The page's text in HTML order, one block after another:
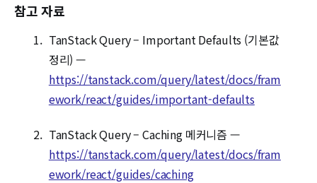
참고 자료
TanStack Query – Important Defaults (기본값
정리) —
https://tanstack.com/query/latest/docs/fram
ework/react/guides/important-defaults
TanStack Query – Caching 메커니즘 —
https://tanstack.com/query/latest/docs/fram
ework/react/guides/caching